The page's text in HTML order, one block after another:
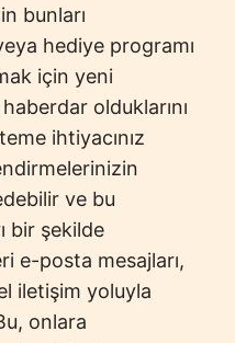
bunları
hediye programı
için yeni
olduklarını
ihtiyacınız
ve bu
bir şekilde
e-posta mesajları,
iletişim yoluyla
onlara